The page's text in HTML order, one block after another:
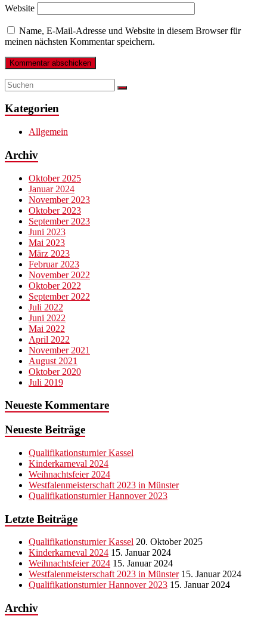
Website
Name, E-Mail-Adresse und Website in diesem Browser für
meinen nächsten Kommentar speichern.
Kategorien
Allgemein
Archiv
Oktober 2025
Januar 2024
November 2023
Oktober 2023
September 2023
Juni 2023
Mai 2023
März 2023
Februar 2023
November 2022
Oktober 2022
September 2022
Juli 2022
Juni 2022
Mai 2022
April 2022
November 2021
August 2021
Oktober 2020
Juli 2019
Neueste Kommentare
Neueste Beiträge
Qualifikationsturnier Kassel
Kinderkarneval 2024
Weihnachtsfeier 2024
Westfalenmeisterschaft 2023 in Münster
Qualifikationsturnier Hannover 2023
Letzte Beiträge
Qualifikationsturnier Kassel 20. Oktober 2025
Kinderkarneval 2024 15. Januar 2024
Weihnachtsfeier 2024 15. Januar 2024
Westfalenmeisterschaft 2023 in Münster 15. Januar 2024
Qualifikationsturnier Hannover 2023 15. Januar 2024
Archiv